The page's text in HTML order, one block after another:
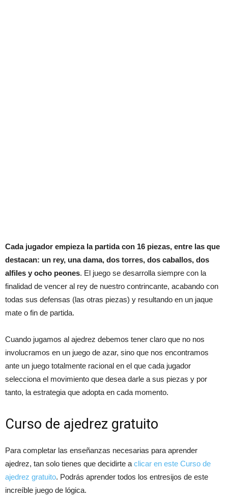
Cada jugador empieza la partida con 16 piezas, entre las que
destacan: un rey, una dama, dos torres, dos caballos, dos
alfiles y ocho peones. El juego se desarrolla siempre con la
finalidad de vencer al rey de nuestro contrincante, acabando con
todas sus defensas (las otras piezas) y resultando en un jaque
mate o fin de partida.
Cuando jugamos al ajedrez debemos tener claro que no nos
involucramos en un juego de azar, sino que nos encontramos
ante un juego totalmente racional en el que cada jugador
selecciona el movimiento que desea darle a sus piezas y por
tanto, la estrategia que adopta en cada momento.
Curso de ajedrez gratuito
Para completar las enseñanzas necesarias para aprender
ajedrez, tan solo tienes que decidirte a clicar en este Curso de
ajedrez gratuito. Podrás aprender todos los entresijos de este
increíble juego de lógica.